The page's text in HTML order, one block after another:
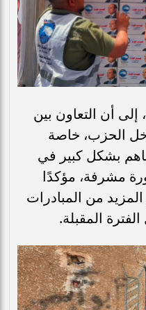
أن التعاون بين
الحزب، خاصة
بشكل كبير في
مشرفة، مؤكدًا
من المبادرات
المقبلة.